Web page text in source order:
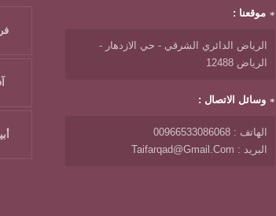
موقعنا :
الرياض الدائري الشرقي - حي الازدهار -
الرياض 12488
وسائل الاتصال :
الهاتف : 00966533086068
البريد : Taifarqad@gmail.com